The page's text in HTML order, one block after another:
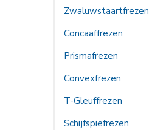
Zwaluwstaartfrezen
Concaaffrezen
Prismafrezen
Convexfrezen
T-Gleuffrezen
Schijfspiefrezen